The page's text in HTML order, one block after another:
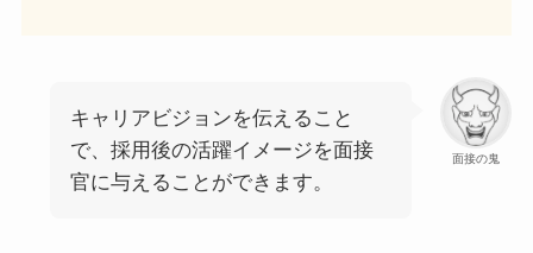
面接の鬼
キャリアビジョンを伝えること
で、採用後の活躍イメージを面接
官に与えることができます。